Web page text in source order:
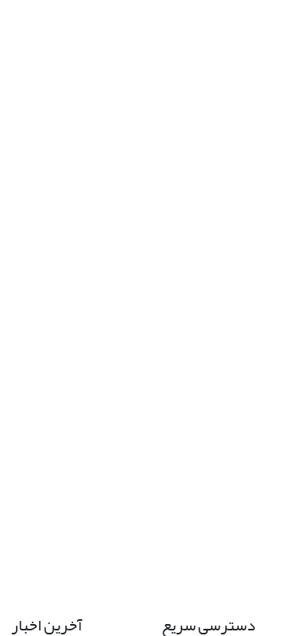
دسترسی سریع آخرین اخبار